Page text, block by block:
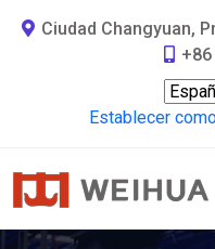
Ciudad Changyuan,
Establecer